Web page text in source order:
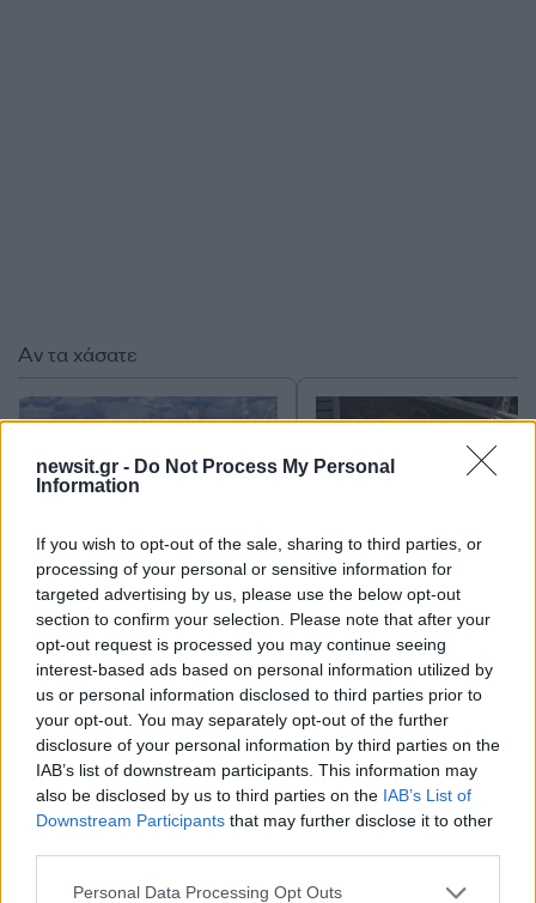
newsit.gr - Do Not Process My Personal
Information
If you wish to opt-out of the sale, sharing to third parties, or
processing of your personal or sensitive information for
targeted advertising by us, please use the below opt-out
section to confirm your selection. Please note that after your
opt-out request is processed you may continue seeing
interest-based ads based on personal information utilized by
us or personal information disclosed to third parties prior to
your opt-out. You may separately opt-out of the further
disclosure of your personal information by third parties on the
IAB’s list of downstream participants. This information may
also be disclosed by us to third parties on the IAB’s List of
Downstream Participants that may further disclose it to other
Please note that this website/app uses one or more Google
Personal Data Processing Opt Outs
Σχόλια
Αν τα χάσατε
Ανησυχία από το ξέσπασμα
του ιού του Δυτικού Νείλου
με κρούσματα στην Αττική
- «Καμπανάκι» από τον
Ιατρικό Σύλλογο Αθηνών
για την προστασία της
δημόσιας υγείας
Σοκαριστική υπόθεση
Κρήτη: Τουρίστας
πόσο να πληρώσει
ασελγήσει σε
κορίτσι - Το παιδί
αμέριμνο σε αυλή
επιχείρησης